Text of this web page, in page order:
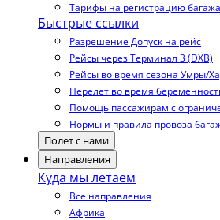
Тарифы на регистрацию
Быстрые ссылки
Разрешение Допуск на рейс
Рейсы через Терминал 3 (DXB)
Рейсы во время сезона Умры/
Перелет во время
Помощь пассажирам с
Нормы и правила провоза
Полет с нами
Направления
Куда мы летаем
Все направления
Африка